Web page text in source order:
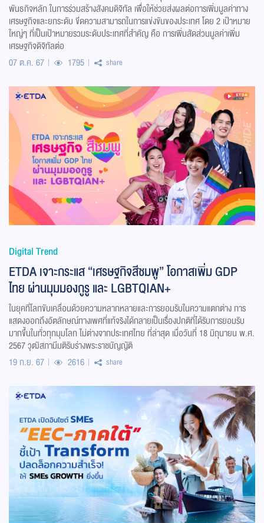
พันธกิจหลัก ในการร่วมสร้างสังคมดิจิทัล เพื่อให้ช่วยส่งผลต่อการเพิ่มมูลค่าทาง
เศรษฐกิจและยกระดับ ขีดความสามารถในการแข่งขันของประเทศ โดย 2 เป้าหมาย
ใหญ่ๆ ที่เป็นเป้าหมายรวมระดับประเทศที่สำคัญ คือ การเพิ่มสัดส่วนมูลค่าเพิ่ม
เศรษฐกิจดิจิทัลต่อ
07 ต.ค. 67
1795 share
Digital Trend
ETDA เจาะกระแส “เศรษฐกิจสีชมพู” โอกาสเพิ่ม GDP
ไทย ผ่านมุมมองกูรู และ LGBTQIAN+
ในยุคที่โลกขับเคลื่อนด้วยความหลากหลายและการยอมรับในความแตกต่าง การ
แสดงออกถึงอัตลักษณ์ทางเพศที่แท้จริงได้กลายเป็นเรื่องปกติที่ได้รับการยอมรับ
มากขึ้นในทั่วทุกมุมโลก ไม่ต่างจากประเทศไทย ที่ล่าสุด เมื่อวันที่ 18 มิถุนายน พ.ศ.
2567 วุฒิสภามีมติรับร่างพระราชบัญญัติ
19 ก.ย. 67
2616 share